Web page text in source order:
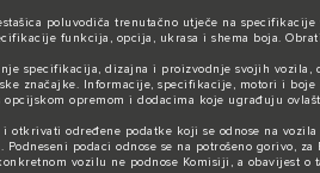
poluvodiča trenutačno utječe na
funkcija, opcija, ukrasa i shema boja.
specifikacija, dizajna i proizvodnje svojih
značajke. Informacije, specifikacije, motori i
opremom i dodacima koje ugrađuju
određene podatke koji se odnose na
podaci odnose se na potrošeno
vozilu ne podnose Komisiji, a